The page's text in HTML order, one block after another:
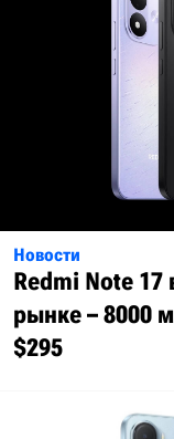
Новости
Redmi Note
рынке – 8000
$295